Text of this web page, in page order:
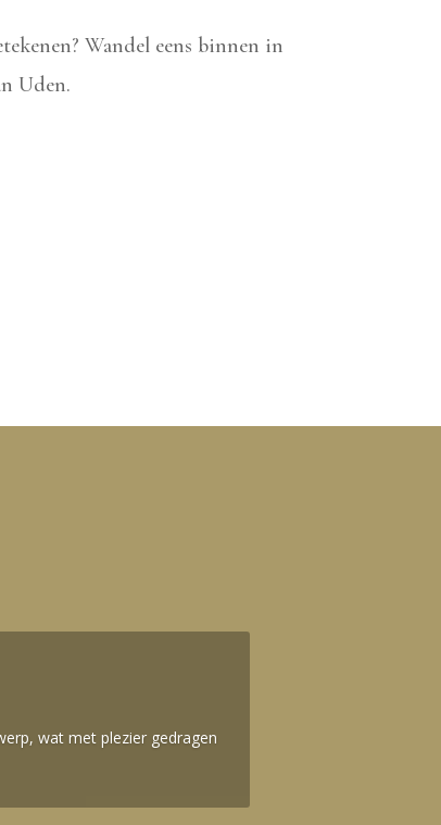
Wandel eens binnen in
Uden.
wat met plezier gedragen